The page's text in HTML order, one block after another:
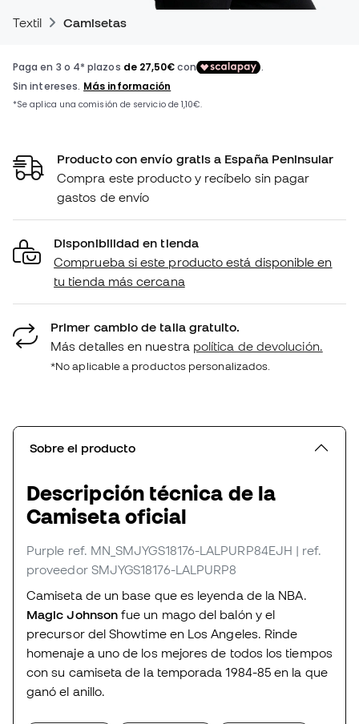
Textil Camisetas
Producto con envío gratis a España Peninsular
Compra este producto y recíbelo sin pagar
gastos de envío
Disponibilidad en tienda
Comprueba si este producto está disponible en
tu tienda más cercana
Primer cambio de talla gratuito.
Más detalles en nuestra política de devolución.
*No aplicable a productos personalizados.
Sobre el producto
Descripción técnica de la
Camiseta oficial
Purple ref. MN_SMJYGS18176-LALPURP84EJH | ref.
proveedor SMJYGS18176-LALPURP8
Camiseta de un base que es leyenda de la NBA.
Magic Johnson fue un mago del balón y el
precursor del Showtime en Los Angeles. Rinde
homenaje a uno de los mejores de todos los tiempos
con su camiseta de la temporada 1984-85 en la que
ganó el anillo.